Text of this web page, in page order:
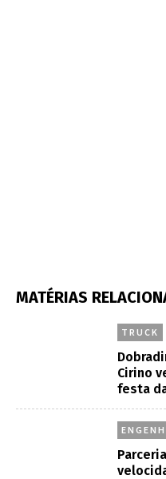
MATÉRIAS
TRUCK
Cirino
festa